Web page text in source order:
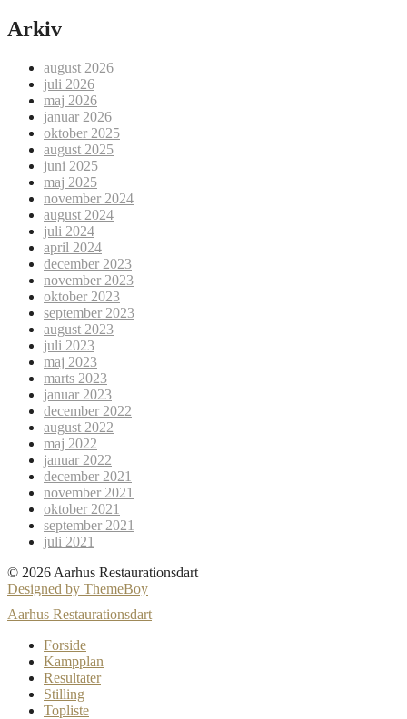
Arkiv
august 2026
juli 2026
maj 2026
januar 2026
oktober 2025
august 2025
juni 2025
maj 2025
november 2024
august 2024
juli 2024
april 2024
december 2023
november 2023
oktober 2023
september 2023
august 2023
juli 2023
maj 2023
marts 2023
januar 2023
december 2022
august 2022
maj 2022
januar 2022
december 2021
november 2021
oktober 2021
september 2021
juli 2021
© 2026 Aarhus Restaurationsdart
Designed by ThemeBoy
Aarhus Restaurationsdart
Forside
Kampplan
Resultater
Stilling
Topliste